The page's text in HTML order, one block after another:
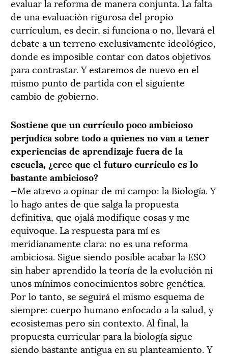
de una evaluación rigurosa del propio
currículum, es decir, si funciona o no, llevará el
debate a un terreno exclusivamente ideológico,
donde es imposible contar con datos objetivos
para contrastar. Y estaremos de nuevo en el
mismo punto de partida con el siguiente
cambio de gobierno.
Sostiene que un currículo poco ambicioso
perjudica sobre todo a quienes no van a tener
experiencias de aprendizaje fuera de la
escuela, ¿cree que el futuro currículo es lo
bastante ambicioso?
—Me atrevo a opinar de mi campo: la Biología. Y
lo hago antes de que salga la propuesta
definitiva, que ojalá modifique cosas y me
equivoque. La respuesta para mí es
meridianamente clara: no es una reforma
ambiciosa. Sigue siendo posible acabar la ESO
sin haber aprendido la teoría de la evolución ni
unos mínimos conocimientos sobre genética.
Por lo tanto, se seguirá el mismo esquema de
siempre: cuerpo humano enfocado a la salud, y
ecosistemas pero sin contexto. Al final, la
propuesta curricular para la biología sigue
siendo bastante antigua en su planteamiento. Y